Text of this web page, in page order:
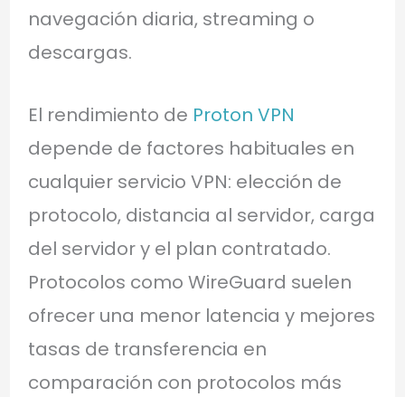
navegación diaria, streaming o
descargas.
El rendimiento de Proton VPN
depende de factores habituales en
cualquier servicio VPN: elección de
protocolo, distancia al servidor, carga
del servidor y el plan contratado.
Protocolos como WireGuard suelen
ofrecer una menor latencia y mejores
tasas de transferencia en
comparación con protocolos más